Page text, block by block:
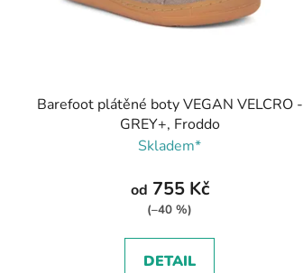
Barefoot plátěné boty VEGAN VELCRO -
GREY+, Froddo
Skladem*
od 755 Kč
(–40 %)
DETAIL